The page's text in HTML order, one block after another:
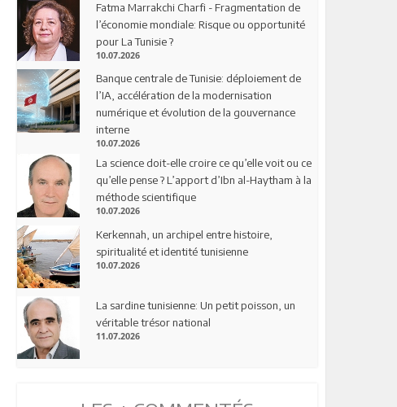
Fatma Marrakchi Charfi - Fragmentation de
l’économie mondiale: Risque ou opportunité
pour La Tunisie ?
10.07.2026
Banque centrale de Tunisie: déploiement de
l’IA, accélération de la modernisation
numérique et évolution de la gouvernance
interne
10.07.2026
La science doit-elle croire ce qu’elle voit ou ce
qu’elle pense ? L’apport d’Ibn al-Haytham à la
méthode scientifique
10.07.2026
Kerkennah, un archipel entre histoire,
spiritualité et identité tunisienne
10.07.2026
La sardine tunisienne: Un petit poisson, un
véritable trésor national
11.07.2026